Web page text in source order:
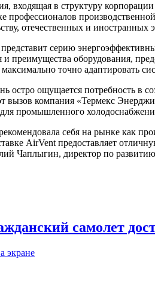
входящая в структуру
профессионалов
отечественных и иностранных
серию
преимущества оборудования,
точно адаптировать
остро ощущается потребность в
вызов компания «Термекс
промышленного
себя на рынке как
AirVent предоставляет
Чаплыгин, директор по
самолет
экране